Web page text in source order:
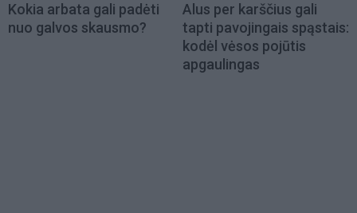
Kokia arbata gali padėti
nuo galvos skausmo?
Alus per karščius gali
tapti pavojingais spąstais:
kodėl vėsos pojūtis
apgaulingas